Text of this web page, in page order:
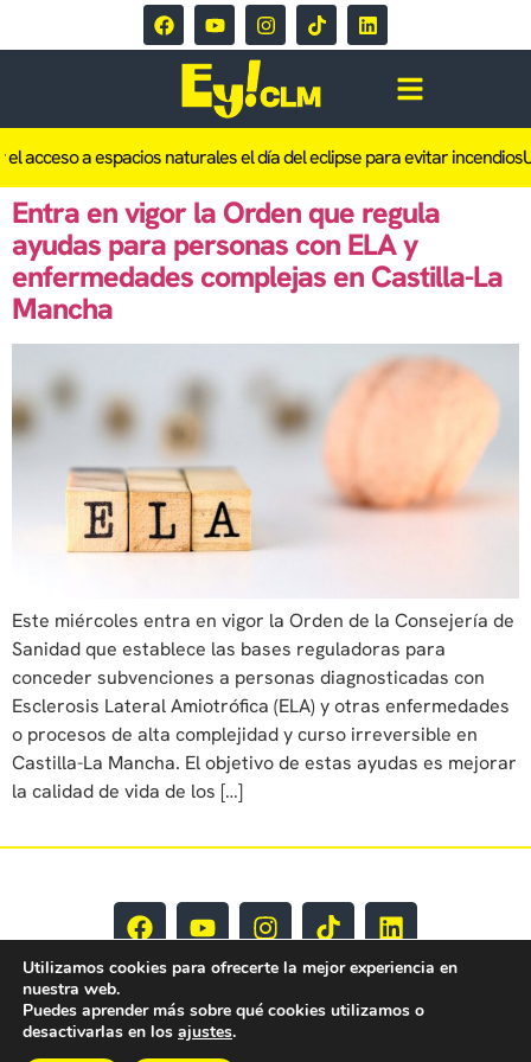
acceso a espacios naturales el día del eclipse para evitar incendios
Entra en vigor la Orden que regula
ayudas para personas con ELA y
enfermedades complejas en Castilla-La
Mancha
Este miércoles entra en vigor la Orden de la Consejería de
Sanidad que establece las bases reguladoras para
conceder subvenciones a personas diagnosticadas con
Esclerosis Lateral Amiotrófica (ELA) y otras enfermedades
o procesos de alta complejidad y curso irreversible en
Castilla-La Mancha. El objetivo de estas ayudas es mejorar
la calidad de vida de los […]
Utilizamos cookies para ofrecerte la mejor experiencia en
nuestra web.
Puedes aprender más sobre qué cookies utilizamos o
desactivarlas en los ajustes.